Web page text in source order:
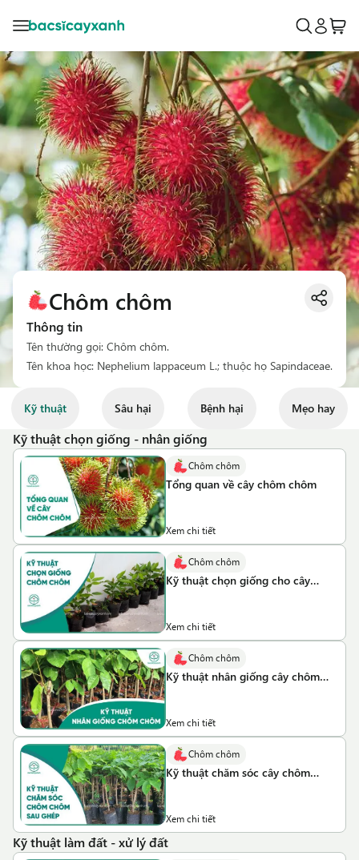
Chôm chôm
Thông tin
Tên thường gọi: Chôm chôm.
Tên khoa học: Nephelium lappaceum L.; thuộc họ Sapindaceae.
Kỹ thuật Sâu hại Bệnh hại Mẹo hay
Kỹ thuật chọn giống - nhân giống
Chôm chôm
Tổng quan về cây chôm chôm
Xem chi tiết
Chôm chôm
Kỹ thuật chọn giống cho cây
Xem chi tiết
Chôm chôm
Kỹ thuật nhân giống cây chôm
Xem chi tiết
Chôm chôm
Kỹ thuật chăm sóc cây chôm
Xem chi tiết
Kỹ thuật làm đất - xử lý đất